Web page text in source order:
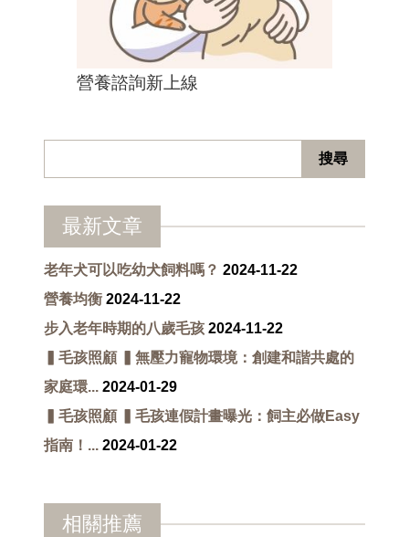
營養諮詢新上線
最新文章
老年犬可以吃幼犬飼料嗎？ 2024-11-22
營養均衡 2024-11-22
步入老年時期的八歲毛孩 2024-11-22
▍毛孩照顧 ▍無壓力寵物環境：創建和諧共處的
家庭環... 2024-01-29
▍毛孩照顧 ▍毛孩連假計畫曝光：飼主必做Easy
指南！... 2024-01-22
相關推薦